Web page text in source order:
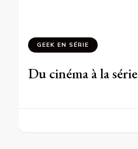
GEEK EN SÉRIE
Du cinéma à la série